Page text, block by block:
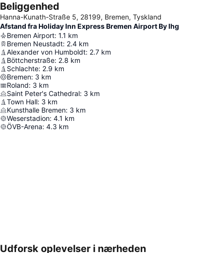
Beliggenhed
Hanna-Kunath-Straße 5, 28199, Bremen, Tyskland
Afstand fra Holiday Inn Express Bremen Airport By Ihg
Bremen Airport: 1.1 km
Bremen Neustadt: 2.4 km
Alexander von Humboldt: 2.7 km
Böttcherstraße: 2.8 km
Schlachte: 2.9 km
Bremen: 3 km
Roland: 3 km
Saint Peter's Cathedral: 3 km
Town Hall: 3 km
Kunsthalle Bremen: 3 km
Weserstadion: 4.1 km
ÖVB-Arena: 4.3 km
Udforsk oplevelser i nærheden